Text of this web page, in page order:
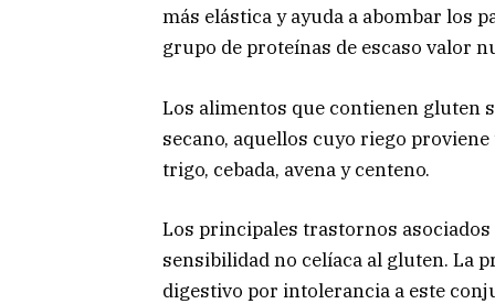
más elástica y ayuda a abombar los
grupo de proteínas de escaso valor
Los alimentos que contienen gluten
secano, aquellos cuyo riego
trigo, cebada, avena y centeno.
Los principales trastornos
sensibilidad no celíaca al gluten. La
digestivo por intolerancia a este